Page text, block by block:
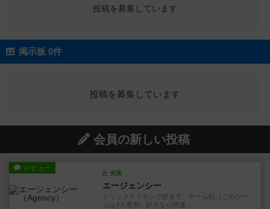
投稿を募集しています
掲示板 0件
投稿を募集しています
会員の新しい投稿
レビュー
充実
エージェンシー
トリックテイキング好きで、チーム戦（このゲー
ムは4人専用）好きなら間違...